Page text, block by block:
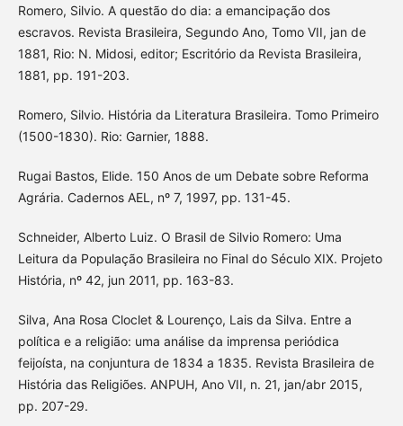
Romero, Silvio. A questão do dia: a emancipação dos
escravos. Revista Brasileira, Segundo Ano, Tomo VII, jan de
1881, Rio: N. Midosi, editor; Escritório da Revista Brasileira,
1881, pp. 191-203.
Romero, Silvio. História da Literatura Brasileira. Tomo Primeiro
(1500-1830). Rio: Garnier, 1888.
Rugai Bastos, Elide. 150 Anos de um Debate sobre Reforma
Agrária. Cadernos AEL, nº 7, 1997, pp. 131-45.
Schneider, Alberto Luiz. O Brasil de Silvio Romero: Uma
Leitura da População Brasileira no Final do Século XIX. Projeto
História, nº 42, jun 2011, pp. 163-83.
Silva, Ana Rosa Cloclet & Lourenço, Lais da Silva. Entre a
política e a religião: uma análise da imprensa periódica
feijoísta, na conjuntura de 1834 a 1835. Revista Brasileira de
História das Religiões. ANPUH, Ano VII, n. 21, jan/abr 2015,
pp. 207-29.